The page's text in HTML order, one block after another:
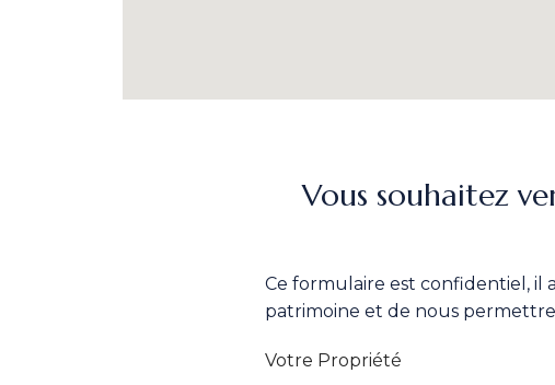
Vous souhaitez
Ce formulaire est confidentiel, il
patrimoine et de nous
Votre Propriété